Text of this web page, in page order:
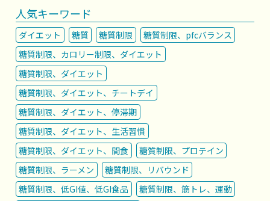
人気キーワード
ダイエット 糖質 糖質制限
糖質制限、pfcバランス
糖質制限、カロリー制限、ダイエット
糖質制限、ダイエット
糖質制限、ダイエット、チートデイ
糖質制限、ダイエット、停滞期
糖質制限、ダイエット、生活習慣
糖質制限、ダイエット、間食
糖質制限、プロテイン
糖質制限、ラーメン
糖質制限、リバウンド
糖質制限、低GI値、低GI食品
糖質制限、筋トレ、運動